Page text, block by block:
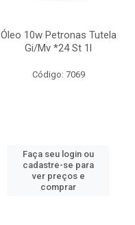
Óleo 10w Petronas Tutela
Gi/Mv *24 St 1l
Código: 7069
Faça seu login ou
cadastre-se para
ver preços e
comprar